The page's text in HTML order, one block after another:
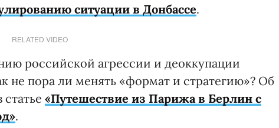
ситуации в Донбассе.
RELATED VIDEO
российской агрессии и деоккупации
не пора ли менять «формат и стратегию»? Об
статье «Путешествие из Парижа в Берлин с
.